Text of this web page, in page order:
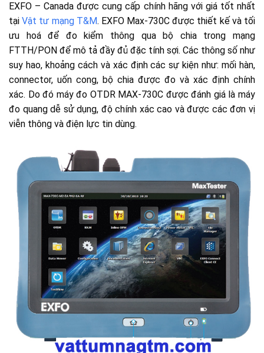
EXFO – Canada được cung cấp chính hãng với giá tốt nhất
tạiVật tư mạng T&M. EXFO Max-730C được thiết kế và tối
ưu hoá để đo kiểm thông qua bộ chia trong mạng
FTTH/PON để mô tả đầy đủ đặc tính sợi. Các thông số như
suy hao, khoảng cách và xác định các sự kiện như: mối hàn,
connector, uốn cong, bộ chia được đo và xác định chính
xác. Do đó máy đo OTDR MAX-730C được đánh giá là máy
đo quang dễ sử dụng, độ chính xác cao và được các đơn vị
viễn thông và điện lực tin dùng.